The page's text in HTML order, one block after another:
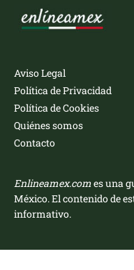
Aviso Legal
Política de Privacidad
Política de Cookies
Quiénes somos
Contacto
Enlineamex.comes una
México. El contenido de
informativo.